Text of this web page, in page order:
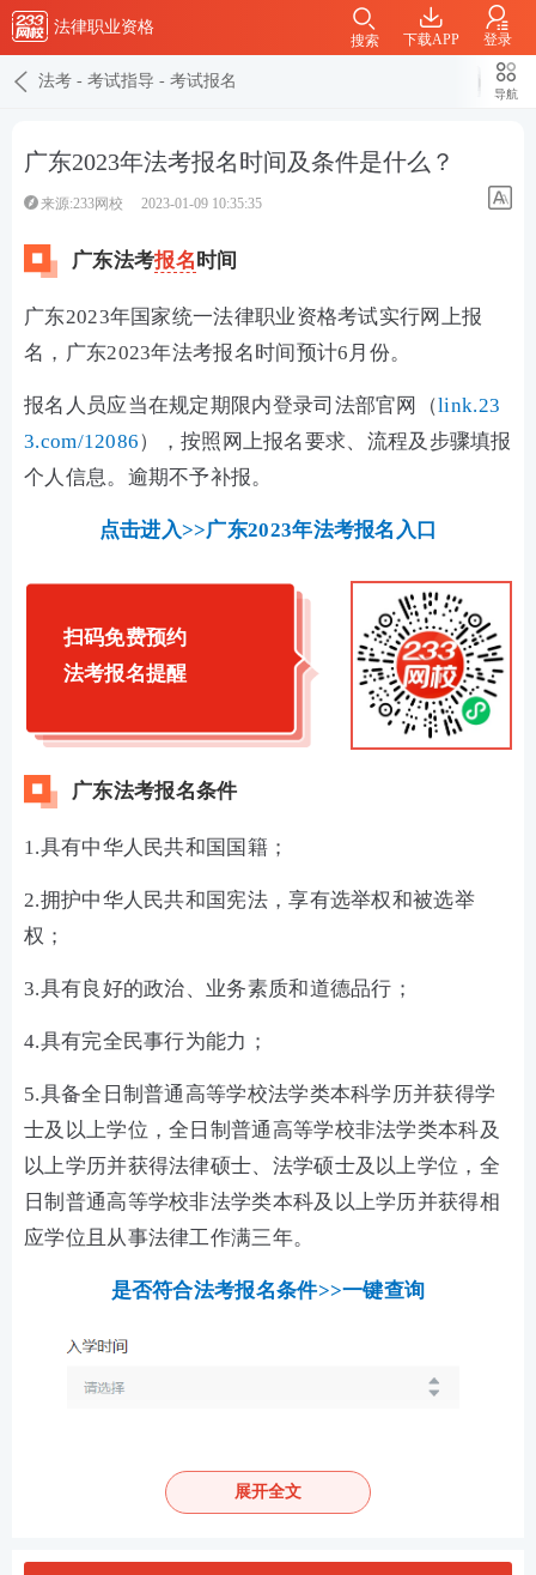
法律职业资格
下载APP 登录
搜索
法考 - 考试指导 - 考试报名
导航
广东2023年法考报名时间及条件是什么？
来源:233网校 2023-01-09 10:35:35
广东法考报名时间
广东2023年国家统一法律职业资格考试实行网上报
名，广东2023年法考报名时间预计6月份。
报名人员应当在规定期限内登录司法部官网（link.23
3.com/12086），按照网上报名要求、流程及步骤填报
个人信息。逾期不予补报。
点击进入>>广东2023年法考报名入口
扫码免费预约
法考报名提醒
广东法考报名条件
1.具有中华人民共和国国籍；
2.拥护中华人民共和国宪法，享有选举权和被选举
权；
3.具有良好的政治、业务素质和道德品行；
4.具有完全民事行为能力；
5.具备全日制普通高等学校法学类本科学历并获得学
士及以上学位，全日制普通高等学校非法学类本科及
以上学历并获得法律硕士、法学硕士及以上学位，全
日制普通高等学校非法学类本科及以上学历并获得相
应学位且从事法律工作满三年。
是否符合法考报名条件>>一键查询
展开全文